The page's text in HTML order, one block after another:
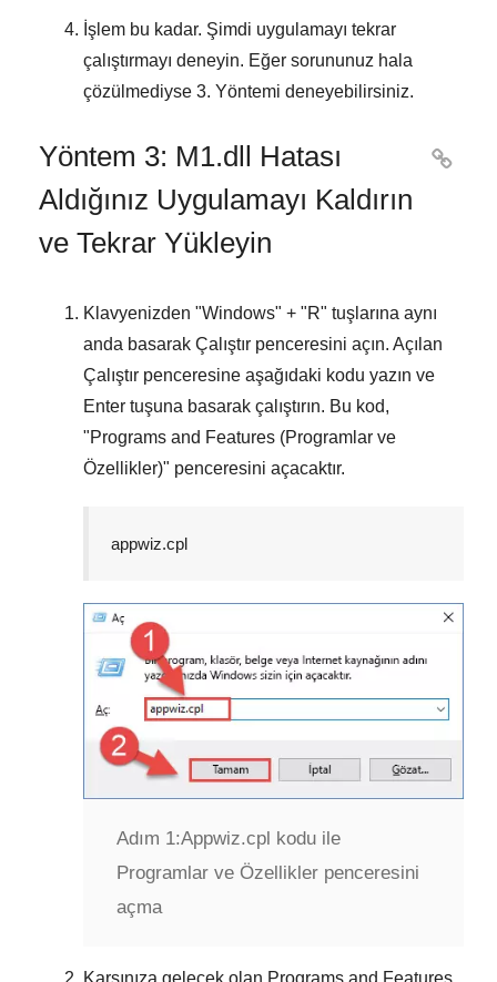
İşlem bu kadar. Şimdi uygulamayı tekrar
çalıştırmayı deneyin. Eğer sorununuz hala
çözülmediyse 3. Yöntemi deneyebilirsiniz.
Yöntem 3: M1.dll Hatası
Aldığınız Uygulamayı Kaldırın
ve Tekrar Yükleyin

Klavyenizden "Windows" + "R" tuşlarına aynı
anda basarak Çalıştır penceresini açın. Açılan
Çalıştır penceresine aşağıdaki kodu yazın ve
Enter tuşuna basarak çalıştırın. Bu kod,
"Programs and Features (Programlar ve
Özellikler)" penceresini açacaktır.
appwiz.cpl
Adım 1:Appwiz.cpl kodu ile
Programlar ve Özellikler penceresini
açma
Karşınıza gelecek olan Programs and Features